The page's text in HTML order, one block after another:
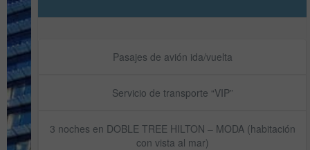
Pasajes de avión ida/vuelta
Servicio de transporte “VIP”
3 noches en DOBLE TREE HILTON – MODA (habitación
con vista al mar)